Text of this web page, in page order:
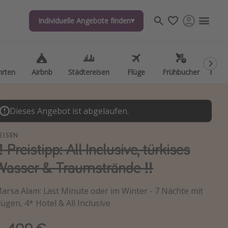
Individuelle Angebote finden
Airbnb Städtereisen Flüge Frühbucher
Individuelle Angebote finden
Airbnb Städtereisen Flüge Frühbucher
Dieses Angebot ist abgelaufen.
Preistipp: All Inclusive, türkises
& Traumstrände ‼️
Alam: Last Minute oder im Winter - 7 Nächte mit
4* Hotel & All Inclusive